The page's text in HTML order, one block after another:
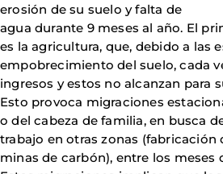
erosión de su suelo y falta de
agua durante 9 meses al año. El
es la agricultura, que, debido a las
empobrecimiento del suelo, cada
ingresos y estos no alcanzan para
Esto provoca migraciones
o del cabeza de familia, en busca
trabajo en otras zonas (fabricación
minas de carbón), entre los meses